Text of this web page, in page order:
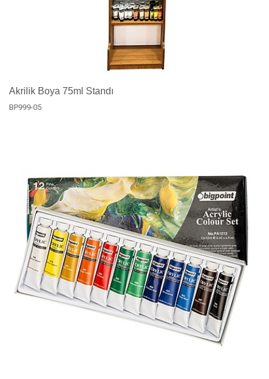
Akrilik Boya 75ml Standı
BP999-05